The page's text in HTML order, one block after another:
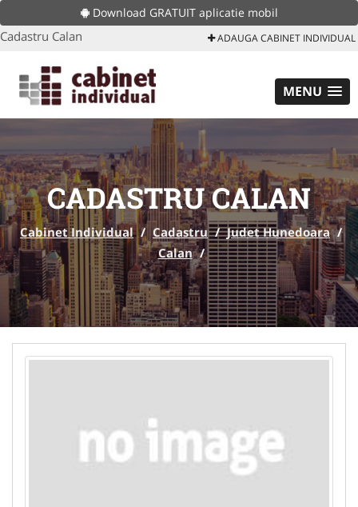
Download GRATUIT aplicatie mobil
Cadastru Calan ADAUGA CABINET INDIVIDUAL
MENU
CADASTRU CALAN
Cabinet Individual / Cadastru / Judet Hunedoara /
Calan /